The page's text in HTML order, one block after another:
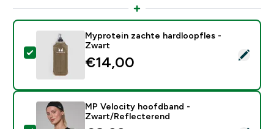
Selecteer dit product - Myprotein zachte
Myprotein zachte hardloopfles -
Zwart
€14,00‎
MP Velocity hoofdband -
Zwart/Reflecterend